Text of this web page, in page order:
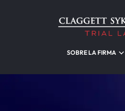
SOBRE LA FIRMA